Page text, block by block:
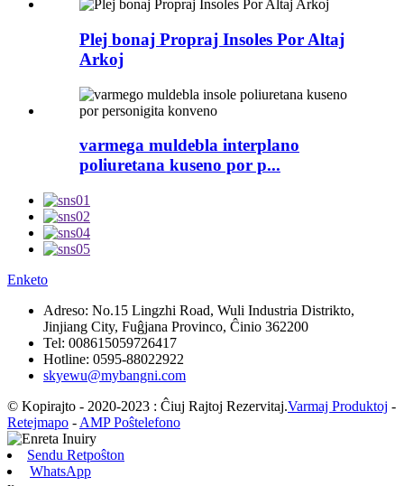
Plej bonaj Propraj Insoles Por Altaj
Arkoj
varmega muldebla interplano
poliuretana kuseno por p...
Enketo
Adreso: No.15 Lingzhi Road, Wuli Industria Distrikto,
Jinjiang City, Fuĝjana Provinco, Ĉinio 362200
Tel: 008615059726417
Hotline: 0595-88022922
skyewu@mybangni.com
© Kopirajto - 2020-2023 : Ĉiuj Rajtoj Rezervitaj.Varmaj Produktoj -
Retejmapo - AMP Poŝtelefono
Sendu Retpoŝton
WhatsApp